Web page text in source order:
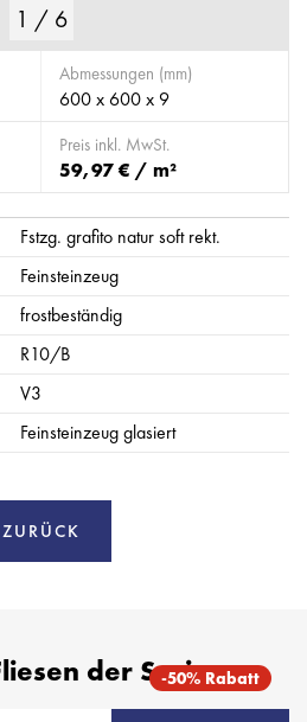
1 / 6
Abmessungen (mm)
600 x 600 x 9
Preis inkl. MwSt.
59,97 € / m²
Fstzg. grafito natur soft rekt.
Feinsteinzeug
frostbeständig
R10/B
V3
Feinsteinzeug glasiert
ZURÜCK
der Serie-50% Rabatt